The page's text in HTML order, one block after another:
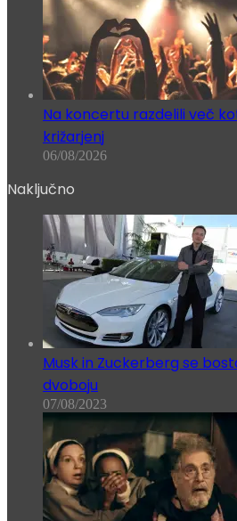
Na koncertu razdelili več
križarjenj
06/08/2026
Naključno
Musk in Zuckerberg se
dvoboju
07/08/2023